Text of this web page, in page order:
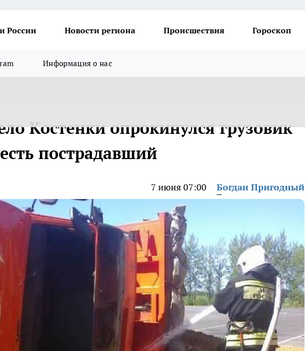
России Новости региона Происшествия Гороскоп
Информация о нас
Костенки опрокинулся грузовик
пострадавший
7 июня 07:00 Богдан Пригодный